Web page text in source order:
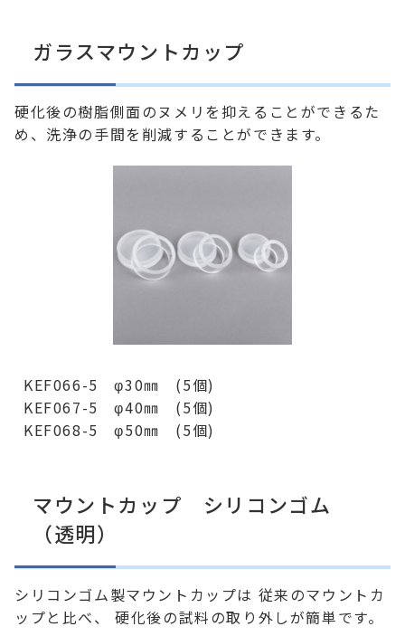
ガラスマウントカップ
硬化後の樹脂側面のヌメリを抑えることができるた
め、洗浄の手間を削減することができます。
KEF066-5 φ30㎜ (5個)
KEF067-5 φ40㎜ (5個)
KEF068-5 φ50㎜ (5個)
マウントカップ シリコンゴム
（透明）
シリコンゴム製マウントカップは 従来のマウントカ
ップと比べ、 硬化後の試料の取り外しが簡単です。